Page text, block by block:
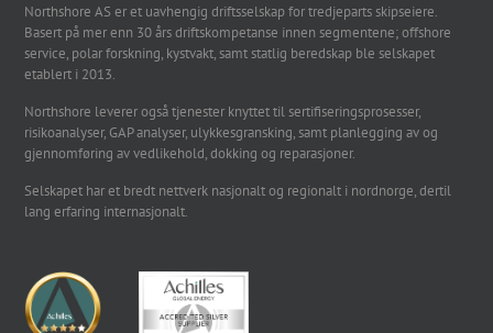
Northshore AS er et uavhengig driftsselskap for tredjeparts skipseiere.
Basert på mer enn 30 års driftskompetanse innen segmentene; offshore
service, polar forskning, kystvakt, samt statlig beredskap ble selskapet
etablert i 2013.
Northshore leverer også tjenester knyttet til sertifiseringsprosesser,
risikoanalyser, GAP analyser, ulykkesgransking, samt planlegging av og
gjennomføring av vedlikehold, dokking og reparasjoner.
Selskapet har et bredt nettverk nasjonalt og regionalt i nordnorge, dertil
lang erfaring internasjonalt.